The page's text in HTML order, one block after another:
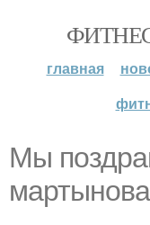
главная
Мы